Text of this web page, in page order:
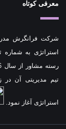
معرفی کوتاه
شرکت فرانگرش
تیم مدیریتی آن در
استراتژی آغاز نمود.